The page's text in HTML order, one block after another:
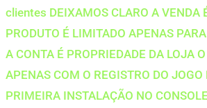
clientes DEIXAMOS CLARO A VENDA
PRODUTO É LIMITADO APENAS
A CONTA É PROPRIEDADE DA LOJA
APENAS COM O REGISTRO DO JOGO
PRIMEIRA INSTALAÇÃO NO